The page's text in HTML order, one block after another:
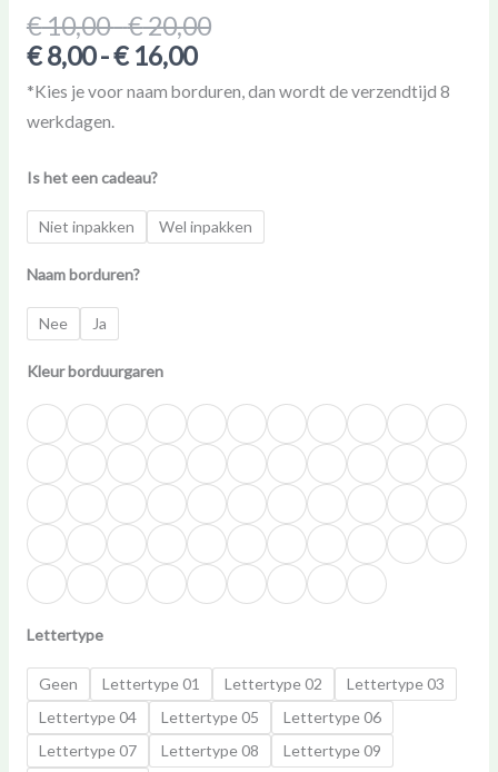
€10,00-€20,00
€8,00-€16,00
*Kies je voor naam borduren, dan wordt de verzendtijd 8
werkdagen.
Is het een cadeau?
Niet inpakken Wel inpakken
Naam borduren?
Nee Ja
Kleur borduurgaren
Lettertype
Geen Lettertype 01 Lettertype 02
Lettertype 03
Lettertype 04
Lettertype 05
Lettertype 06
Lettertype 07
Lettertype 08
Lettertype 09